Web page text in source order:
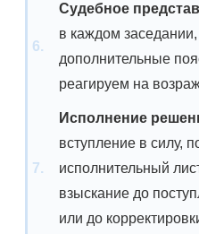
Судебное
в каждом заседании,
дополнительные
реагируем на
Исполнение
вступление в силу,
исполнительный
взыскание до
или до